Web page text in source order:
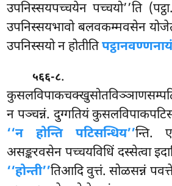
उपनिस्सयपच्चयेन पच्चयो’’ति
उपनिस्सयभावो बलवकम्मवसेन
उपनिस्सयो न होतीति
५६६-८
न पञ्चन्नं. दुग्गतियं
‘‘न होन्ति पटिसन्धिय’’न्ति.
असङ्करवसेन पच्चयविधिं दस्सेत्वा
‘‘होन्ती’’तिआदि वुत्तं. सोळसन्नं